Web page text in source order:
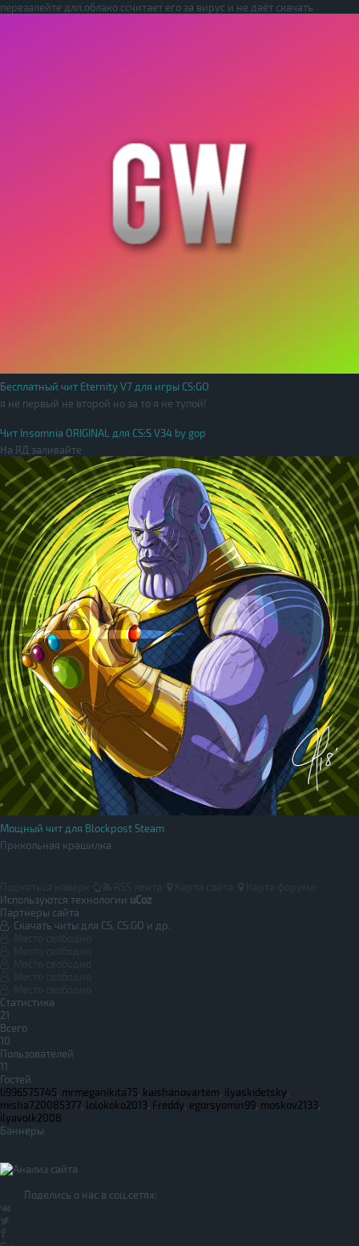
перезалейте длл,облако ссчитает его за вирус и не даёт скачать
Бесплатный чит Eternity V7 для игры CS:GO
я не первый не второй но за то я не тупой!
Чит Insomnia ORIGINAL для CS:S V34 by gop
На ЯД заливайте
Мощный чит для Blockpost Steam
Прикольная крашилка
Используются технологии uCoz
Партнеры сайта
Скачать читы для CS, CS:GO и др.
Статистика
21
Всего
10
Пользователей
11
Гостей
li996575745, mrmeganikita75, kaishanovartem, ilyaskidetsky,
misha720085377, lolokoko2013, Freddy, egorsyomin99, moskov2133,
ilyavolk2008
Баннеры
Поделись о нас в соц.сетях: